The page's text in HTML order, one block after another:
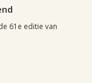
61e editie van